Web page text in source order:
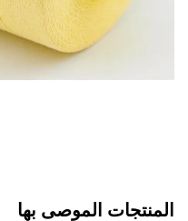
المنتجات الموصى بها